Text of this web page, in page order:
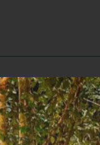
Beleg een
het deeg blind in circa
de bakbonen en bak